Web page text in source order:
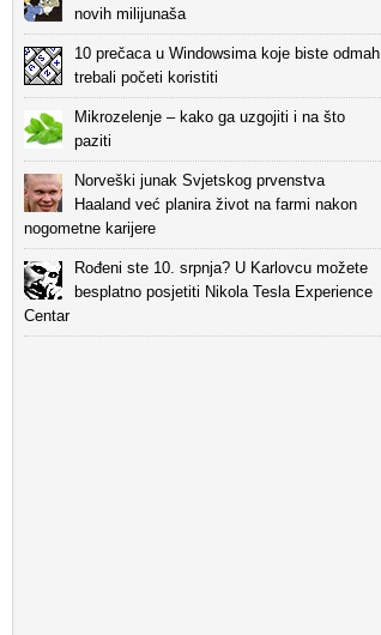
novih milijunaša
10 prečaca u Windowsima koje biste odmah
trebali početi koristiti
Mikrozelenje – kako ga uzgojiti i na što
paziti
Norveški junak Svjetskog prvenstva
Haaland već planira život na farmi nakon
nogometne karijere
Rođeni ste 10. srpnja? U Karlovcu možete
besplatno posjetiti Nikola Tesla Experience
Centar